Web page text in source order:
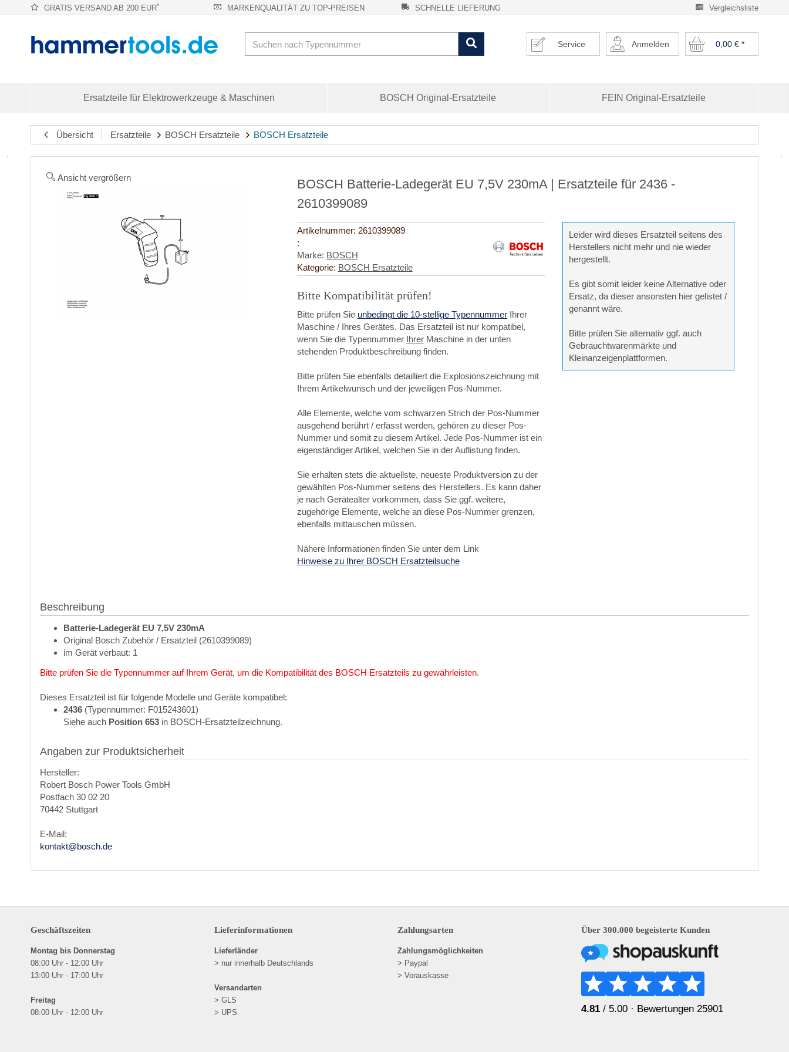
Vergleichsliste
GRATIS VERSAND AB 200 EUR* MARKENQUALITÄT ZU TOP-PREISEN SCHNELLE LIEFERUNG
0,00 €*
Anmelden
Service
Ersatzteile für Elektrowerkzeuge & Maschinen BOSCH Original-Ersatzteile FEIN Original-Ersatzteile
Übersicht Ersatzteile BOSCH Ersatzteile BOSCH Ersatzteile
Ansicht vergrößern
BOSCH Batterie-Ladegerät EU 7,5V 230mA | Ersatzteile für 2436 -
2610399089
Artikelnummer: 2610399089
:
Marke: BOSCH
Kategorie: BOSCH Ersatzteile
Bitte Kompatibilität prüfen!
Bitte prüfen Sie unbedingt die 10-stellige TypennummerIhrer
Maschine / Ihres Gerätes. Das Ersatzteil ist nur kompatibel,
wenn Sie die Typennummer IhrerMaschine in der unten
stehenden Produktbeschreibung finden.
Bitte prüfen Sie ebenfalls detailliert die Explosionszeichnung mit
Ihrem Artikelwunsch und der jeweiligen Pos-Nummer.
Alle Elemente, welche vom schwarzen Strich der Pos-Nummer
ausgehend berührt / erfasst werden, gehören zu dieser Pos-
Nummer und somit zu diesem Artikel. Jede Pos-Nummer ist ein
eigenständiger Artikel, welchen Sie in der Auflistung finden.
Sie erhalten stets die aktuellste, neueste Produktversion zu der
gewählten Pos-Nummer seitens des Herstellers. Es kann daher
je nach Gerätealter vorkommen, dass Sie ggf. weitere,
zugehörige Elemente, welche an diese Pos-Nummer grenzen,
ebenfalls mittauschen müssen.
Nähere Informationen finden Sie unter dem Link
Hinweise zu Ihrer BOSCH Ersatzteilsuche
Leider wird dieses Ersatzteil seitens des
Herstellers nicht mehr und nie wieder
hergestellt.
Es gibt somit leider keine Alternative oder
Ersatz, da dieser ansonsten hier gelistet /
genannt wäre.
Bitte prüfen Sie alternativ ggf. auch
Gebrauchtwarenmärkte und
Kleinanzeigenplattformen.
Beschreibung
Batterie-Ladegerät EU 7,5V 230mA
Original Bosch Zubehör / Ersatzteil (2610399089)
im Gerät verbaut: 1
Bitte prüfen Sie die Typennummer auf Ihrem Gerät, um die Kompatibilität des BOSCH Ersatzteils zu gewährleisten.
Dieses Ersatzteil ist für folgende Modelle und Geräte kompatibel:
2436 (Typennummer: F015243601)
Siehe auch Position 653 in BOSCH-Ersatzteilzeichnung.
Angaben zur Produktsicherheit
Hersteller:
Robert Bosch Power Tools GmbH
Postfach 30 02 20
70442 Stuttgart
E-Mail:
kontakt@bosch.de
Geschäftszeiten
Montag bis Donnerstag
08:00 Uhr - 12:00 Uhr
13:00 Uhr - 17:00 Uhr
Freitag
08:00 Uhr - 12:00 Uhr
Lieferinformationen
Lieferländer
> nur innerhalb Deutschlands
Versandarten
> GLS
> UPS
Zahlungsarten
Zahlungsmöglichkeiten
> Paypal
> Vorauskasse
Über 300.000 begeisterte Kunden
4.81 / 5.00 · Bewertungen 25901